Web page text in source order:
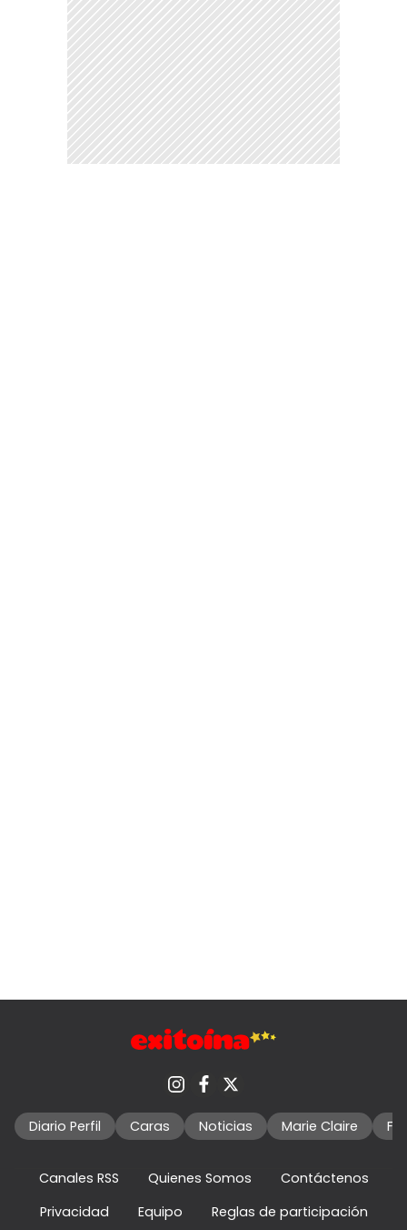
Diario Perfil Caras Noticias Marie Claire
Canales RSS Quienes Somos
Contáctenos
Privacidad
Equipo Reglas de participación